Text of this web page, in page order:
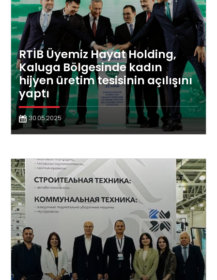
RTİB Üyemiz Hayat Holding,
Kaluga Bölgesinde kadın
hijyen üretim tesisinin açılışını
yaptı
30.05.2025